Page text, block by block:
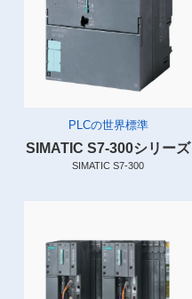
PLCの世界標準
SIMATIC S7-300シリーズ
SIMATIC S7-300